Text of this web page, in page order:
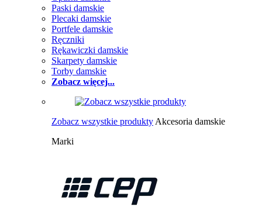
Paski damskie
Plecaki damskie
Portfele damskie
Ręczniki
Rękawiczki damskie
Skarpety damskie
Torby damskie
Zobacz więcej...
Zobacz wszystkie produkty Akcesoria damskie
Marki